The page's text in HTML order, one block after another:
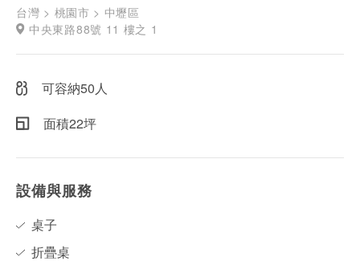
台灣 > 桃園市 > 中壢區
中央東路88號 11 樓之 1
可容納50人
面積22坪
設備與服務
桌子
折疊桌